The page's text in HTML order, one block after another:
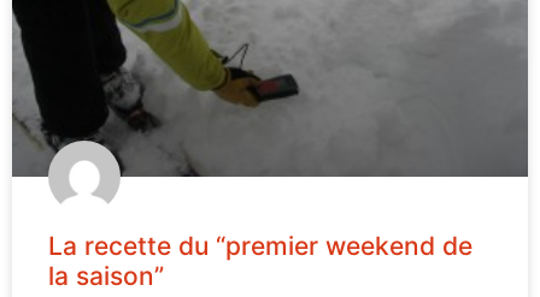
La recette du “premier weekend de
la saison”